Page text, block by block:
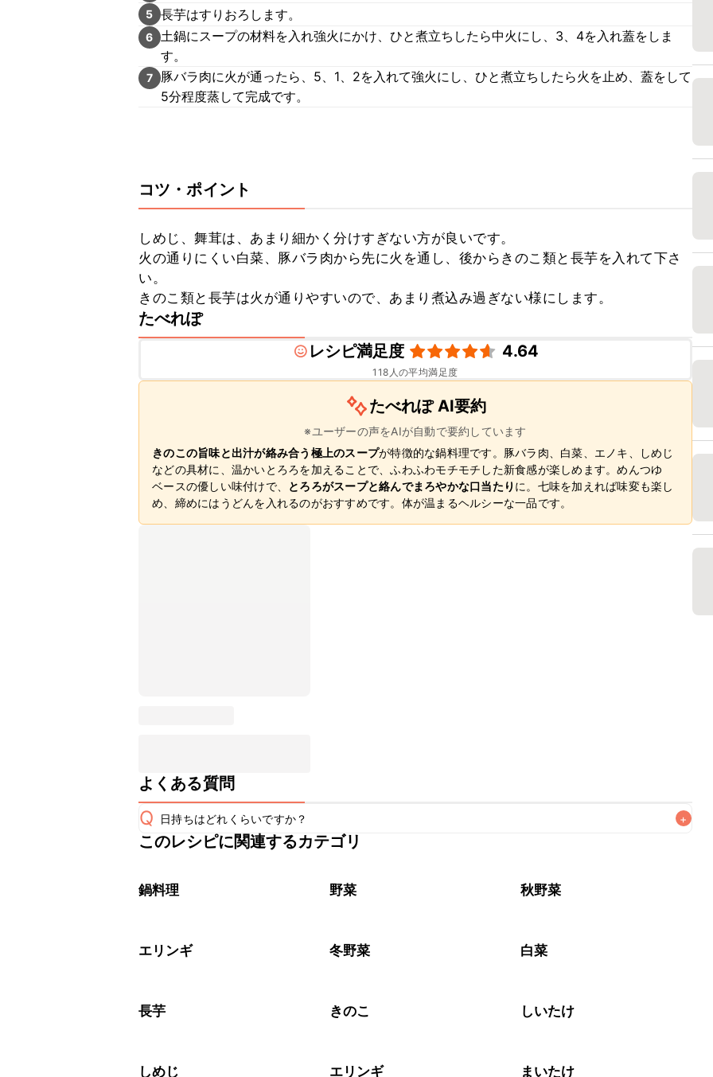
5 長芋はすりおろします。
6 土鍋にスープの材料を入れ強火にかけ、ひと煮立ちしたら中火にし、3、4を入れ蓋をしま
す。
7
豚バラ肉に火が通ったら、5、1、2を入れて強火にし、ひと煮立ちしたら火を止め、蓋をして
5分程度蒸して完成です。
コツ・ポイント
しめじ、舞茸は、あまり細かく分けすぎない方が良いです。
火の通りにくい白菜、豚バラ肉から先に火を通し、後からきのこ類と長芋を入れて下さ
い。
きのこ類と長芋は火が通りやすいので、あまり煮込み過ぎない様にします。
たべれぽ
レシピ満足度
4.64
118 人の平均満足度
たべれぽ AI要約
※ユーザーの声をAIが自動で要約しています
きのこの旨味と出汁が絡み合う極上のスープが特徴的な鍋料理です。豚バラ肉、白菜、エノキ、しめじ
などの具材に、温かいとろろを加えることで、ふわふわモチモチした新食感が楽しめます。めんつゆ
ベースの優しい味付けで、
とろろがスープと絡んでまろやかな口当たり に。七味を加えれば味変も楽し
め、締めにはうどんを入れるのがおすすめです。体が温まるヘルシーな一品です。
よくある質問
Q 日持ちはどれくらいですか？ +
保存期間は冷蔵で翌日中が目安です。なるべくお早めにお召し上がりください。
※日持ちは目安です。
このレシピに関連するカテゴリ
鍋料理 野菜 秋野菜
エリンギ 冬野菜 白菜
長芋 きのこ しいたけ
しめじ エリンギ まいたけ